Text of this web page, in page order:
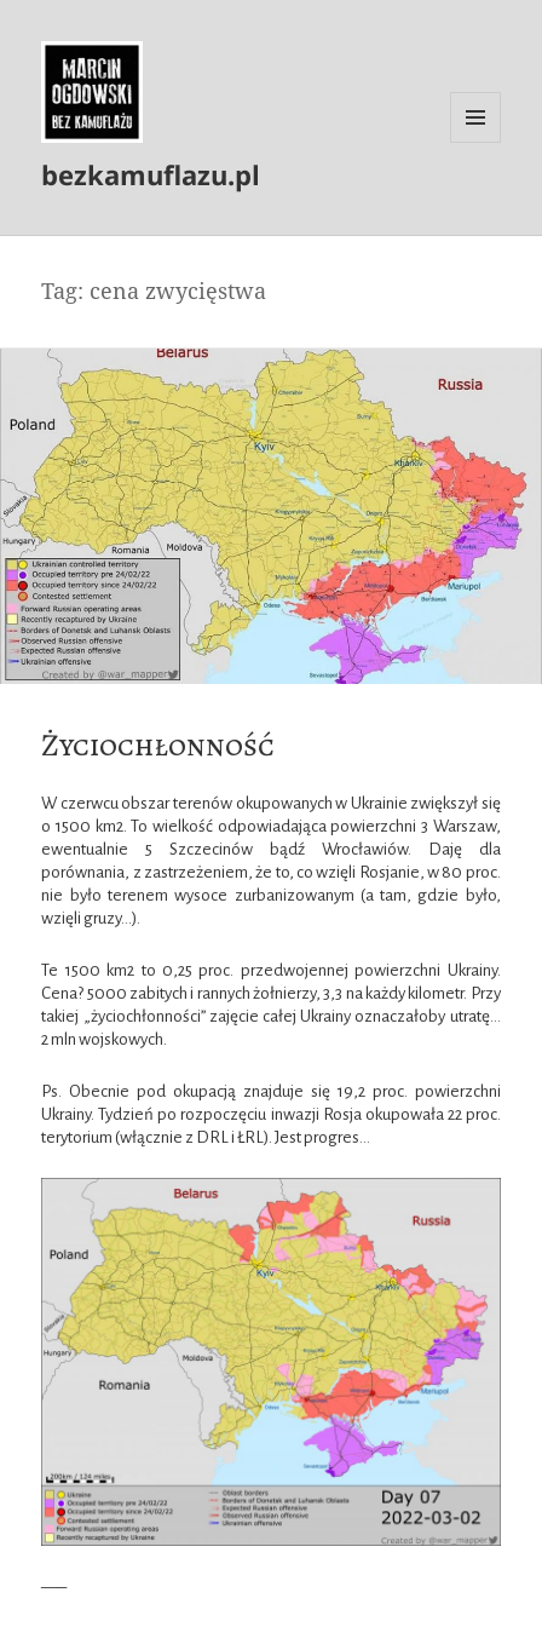
bezkamuflazu.pl
Tag: cena zwycięstwa
Życiochłonność
W czerwcu obszar terenów okupowanych w Ukrainie zwiększył się
o 1500 km2. To wielkość odpowiadająca powierzchni 3 Warszaw,
ewentualnie 5 Szczecinów bądź Wrocławiów. Daję dla
porównania, z zastrzeżeniem, że to, co wzięli Rosjanie, w 80 proc.
nie było terenem wysoce zurbanizowanym (a tam, gdzie było,
wzięli gruzy…).
Te 1500 km2 to 0,25 proc. przedwojennej powierzchni Ukrainy.
Cena? 5000 zabitych i rannych żołnierzy, 3,3 na każdy kilometr. Przy
takiej „życiochłonności” zajęcie całej Ukrainy oznaczałoby utratę…
2 mln wojskowych.
Ps.Obecnie pod okupacją znajduje się 19,2 proc. powierzchni
Ukrainy.Tydzień po rozpoczęciu inwazji Rosja okupowała 22 proc.
terytorium (włącznie z DRL i ŁRL). Jest progres…
—–